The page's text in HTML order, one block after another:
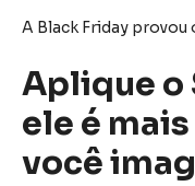
A Black Friday
Aplique o
ele é
você